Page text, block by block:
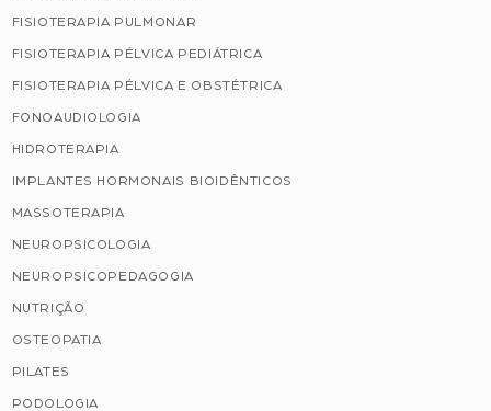
FISIOTERAPIA PULMONAR
FISIOTERAPIA PÉLVICA PEDIÁTRICA
FISIOTERAPIA PÉLVICA E OBSTÉTRICA
FONOAUDIOLOGIA
HIDROTERAPIA
IMPLANTES HORMONAIS BIOIDÊNTICOS
MASSOTERAPIA
NEUROPSICOLOGIA
NEUROPSICOPEDAGOGIA
NUTRIÇÃO
OSTEOPATIA
PILATES
PODOLOGIA